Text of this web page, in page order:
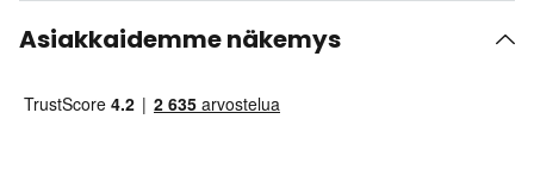
Asiakkaidemme näkemys